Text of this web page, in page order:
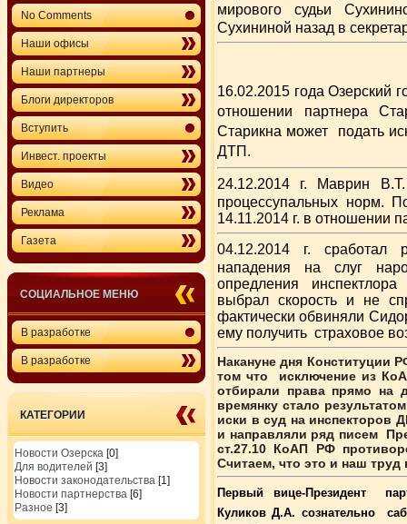
No Comments
Наши офисы
Наши партнеры
Блоги директоров
Вступить
Инвест. проекты
Видео
Реклама
Газета
СОЦИАЛЬНОЕ МЕНЮ
В разработке
В разработке
КАТЕГОРИИ
Новости Озерска [0]
Для водителей [3]
Новости законодательства [1]
Новости партнерства [6]
Разное [3]
мирового судьи
Сухининой назад в
16.02.2015 года Озерский
отношении партнера
Старикна может подать
ДТП.
24.12.2014 г. Маврин
процессупальных норм.
14.11.2014 г. в отношении
04.12.2014 г. сработал
нападения на слуг
опредления
выбрал скорость и не
фактически обвиняли
ему получить страховое
Накануне дня Конституции
том что исключение из
отбирали права прямо на
времянку стало
иски в суд на инспекторов
и направляли ряд писем
ст.27.10 КоАП РФ
Считаем, что это и наш
Первый вице-Президент
Куликов Д.А. сознательно